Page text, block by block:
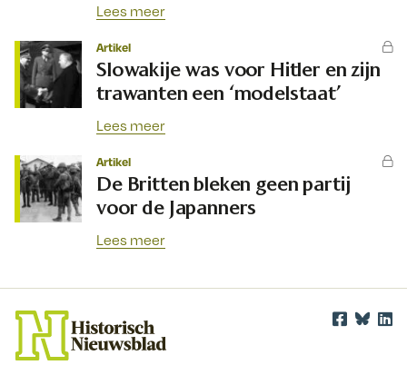
Lees meer
Artikel
Slowakije was voor Hitler en zijn
trawanten een ‘modelstaat’
Lees meer
Artikel
De Britten bleken geen partij
voor de Japanners
Lees meer